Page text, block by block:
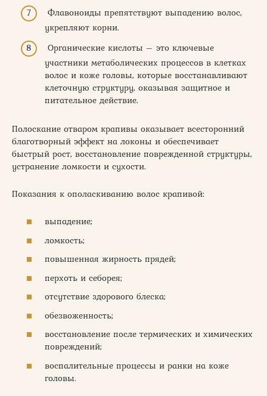
Флавоноиды препятствуют выпадению волос,
укрепляют корни.
Органические кислоты – это ключевые
участники метаболических процессов в клетках
волос и коже головы, которые восстанавливают
клеточную структуру, оказывая защитное и
питательное действие.
Полоскание отваром крапивы оказывает всесторонний
благотворный эффект на локоны и обеспечивает
быстрый рост, восстановление поврежденной структуры,
устранение ломкости и сухости.
Показания к ополаскиванию волос крапивой:
выпадение;
ломкость;
повышенная жирность прядей;
перхоть и себорея;
отсутствие здорового блеска;
обезвоженность;
восстановление после термических и химических
повреждений;
воспалительные процессы и ранки на коже
головы.